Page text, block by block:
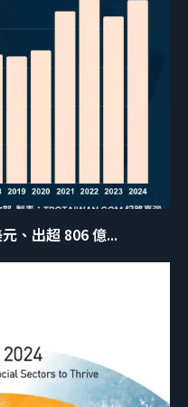
、出超 806 億...